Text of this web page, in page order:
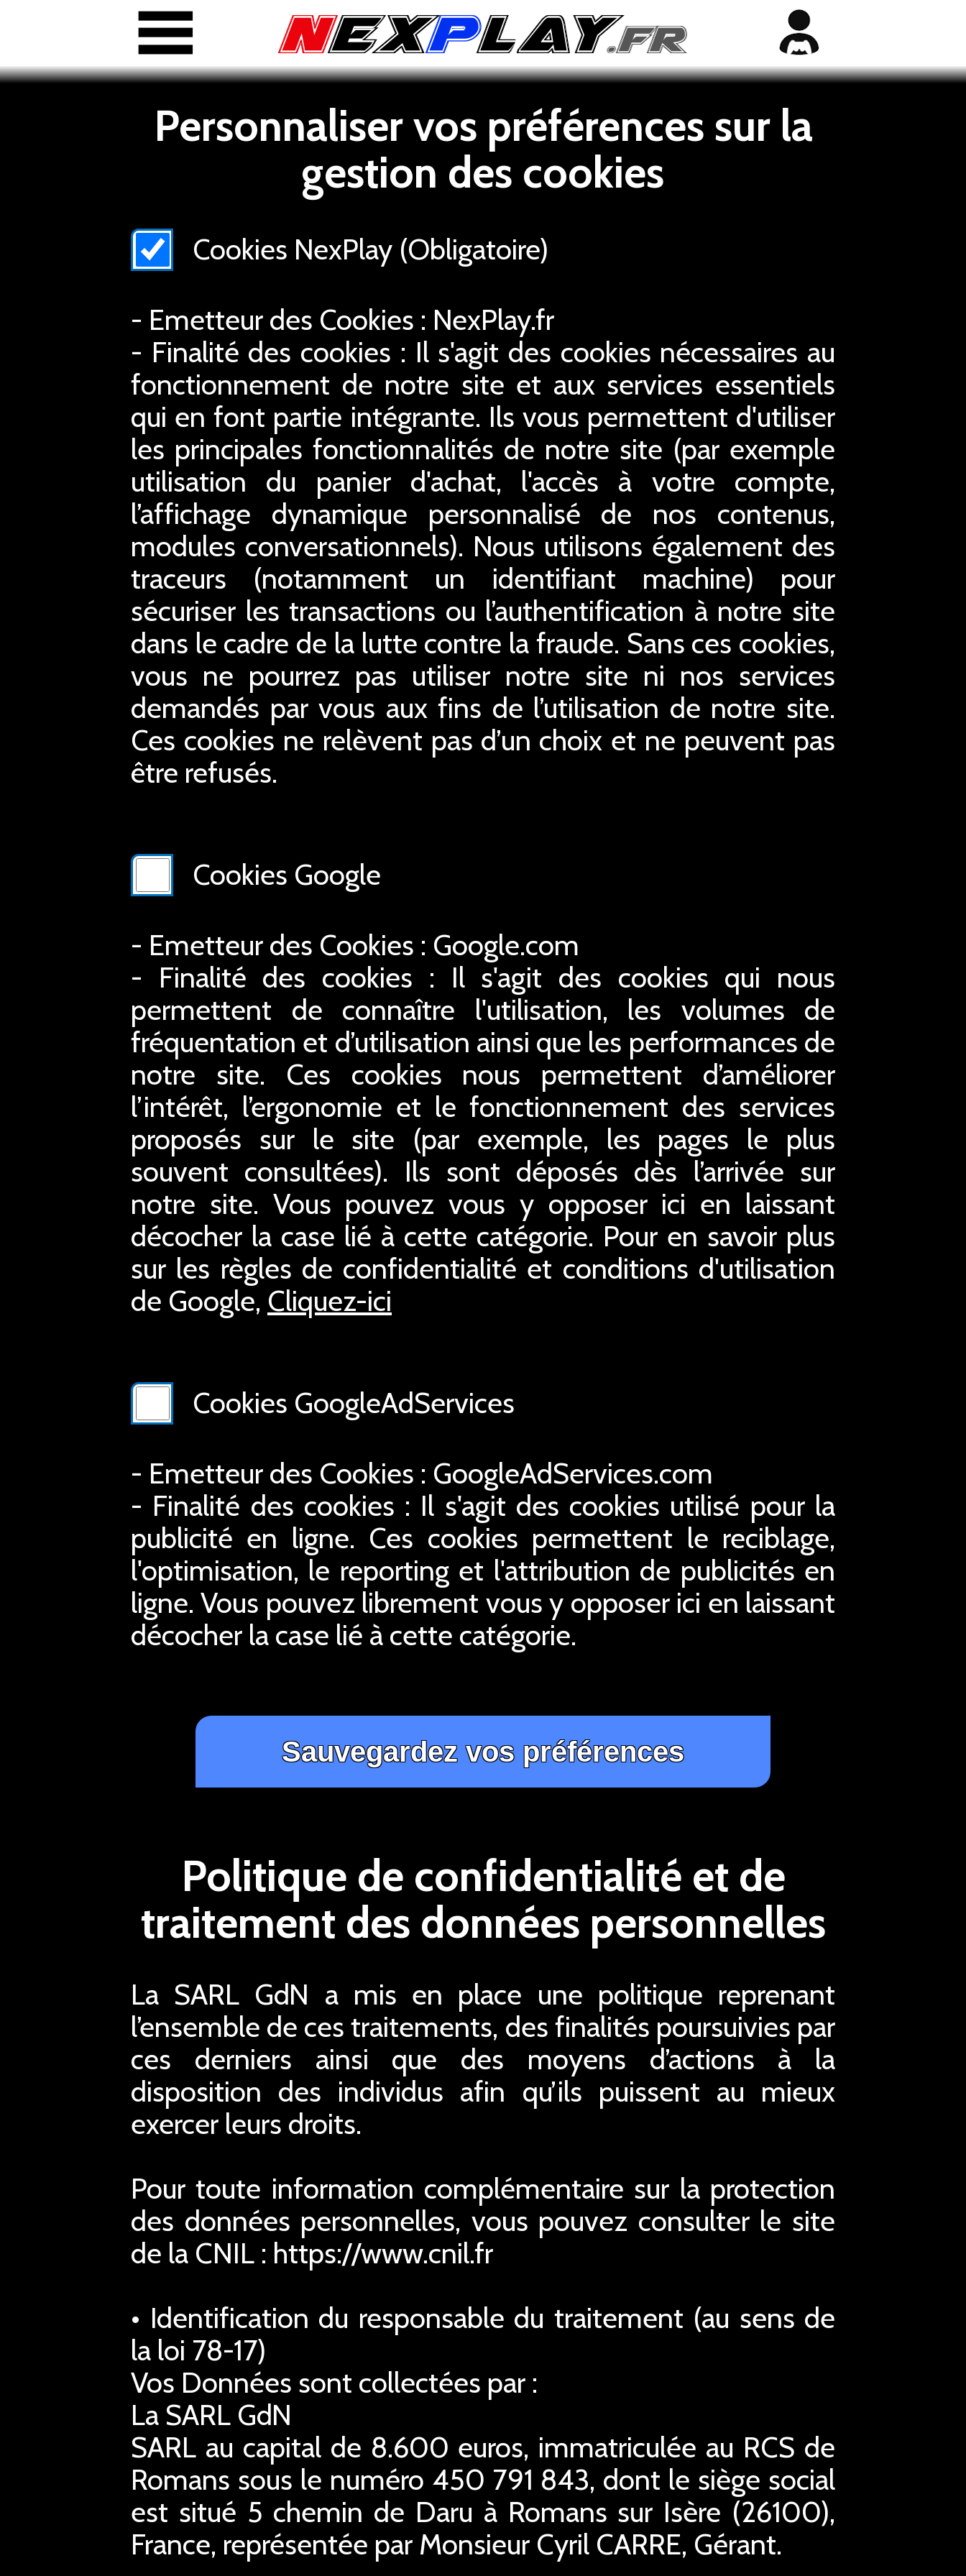
Personnaliser vos préférences sur la
gestion des cookies
Cookies NexPlay (Obligatoire)
- Emetteur des Cookies : NexPlay.fr
- Finalité des cookies : Il s'agit des cookies nécessaires au
fonctionnement de notre site et aux services essentiels
qui en font partie intégrante. Ils vous permettent d'utiliser
les principales fonctionnalités de notre site (par exemple
utilisation du panier d'achat, l'accès à votre compte,
l’affichage dynamique personnalisé de nos contenus,
modules conversationnels). Nous utilisons également des
traceurs (notamment un identifiant machine) pour
sécuriser les transactions ou l’authentification à notre site
dans le cadre de la lutte contre la fraude. Sans ces cookies,
vous ne pourrez pas utiliser notre site ni nos services
demandés par vous aux fins de l’utilisation de notre site.
Ces cookies ne relèvent pas d’un choix et ne peuvent pas
être refusés.
Cookies Google
- Emetteur des Cookies : Google.com
- Finalité des cookies : Il s'agit des cookies qui nous
permettent de connaître l'utilisation, les volumes de
fréquentation et d’utilisation ainsi que les performances de
notre site. Ces cookies nous permettent d’améliorer
l’intérêt, l’ergonomie et le fonctionnement des services
proposés sur le site (par exemple, les pages le plus
souvent consultées). Ils sont déposés dès l’arrivée sur
notre site. Vous pouvez vous y opposer ici en laissant
décocher la case lié à cette catégorie. Pour en savoir plus
sur les règles de confidentialité et conditions d'utilisation
de Google, Cliquez-ici
Cookies GoogleAdServices
- Emetteur des Cookies : GoogleAdServices.com
- Finalité des cookies : Il s'agit des cookies utilisé pour la
publicité en ligne. Ces cookies permettent le reciblage,
l'optimisation, le reporting et l'attribution de publicités en
ligne. Vous pouvez librement vous y opposer ici en laissant
décocher la case lié à cette catégorie.
Politique de confidentialité et de
traitement des données personnelles
La SARL GdN a mis en place une politique reprenant
l’ensemble de ces traitements, des finalités poursuivies par
ces derniers ainsi que des moyens d’actions à la
disposition des individus afin qu’ils puissent au mieux
exercer leurs droits.
Pour toute information complémentaire sur la protection
des données personnelles, vous pouvez consulter le site
de la CNIL : https://www.cnil.fr
• Identification du responsable du traitement (au sens de
la loi 78-17)
Vos Données sont collectées par :
La SARL GdN
SARL au capital de 8.600 euros, immatriculée au RCS de
Romans sous le numéro 450 791 843, dont le siège social
est situé 5 chemin de Daru à Romans sur Isère (26100),
France, représentée par Monsieur Cyril CARRE, Gérant.